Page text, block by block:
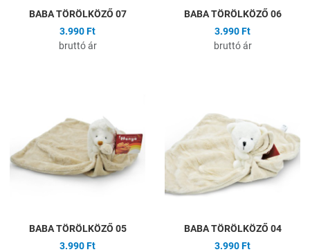
BABA TÖRÖLKÖZŐ 07
3.990 Ft
bruttó ár
BABA TÖRÖLKÖZŐ 06
3.990 Ft
bruttó ár
Összehasonlítás
Gyors nézet
BABA TÖRÖLKÖZŐ 05
3.990 Ft
BABA TÖRÖLKÖZŐ 04
3.990 Ft